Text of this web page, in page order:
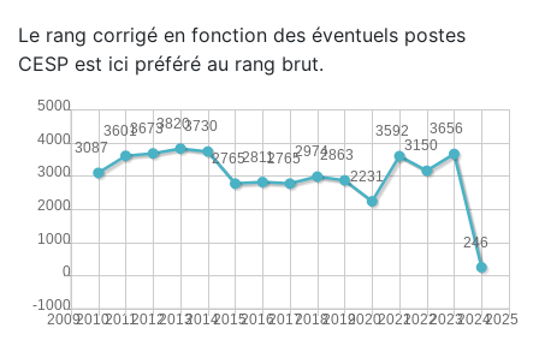
Le rang corrigé en fonction des éventuels postes
CESP est ici préféré au rang brut.
20092010201120122013201420152016201720182019202020212022202320242025
-1000
0
1000
2000
3000
4000
5000
246
3656
3150
3592
2231
2863
2974
2765
2811
2765
3730
3820
3673
3601
3087